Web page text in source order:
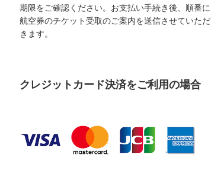
期限をご確認ください。お支払い手続き後、順番に
航空券のチケット受取のご案内を送信させていただ
きます。
クレジットカード決済をご利用の場合